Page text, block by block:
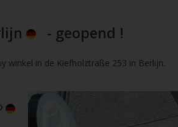
- geopend !
winkel in de Kiefholztraße 253 in Berlijn.